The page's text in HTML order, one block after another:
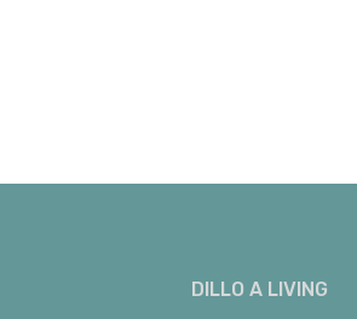
DILLO A LIVING